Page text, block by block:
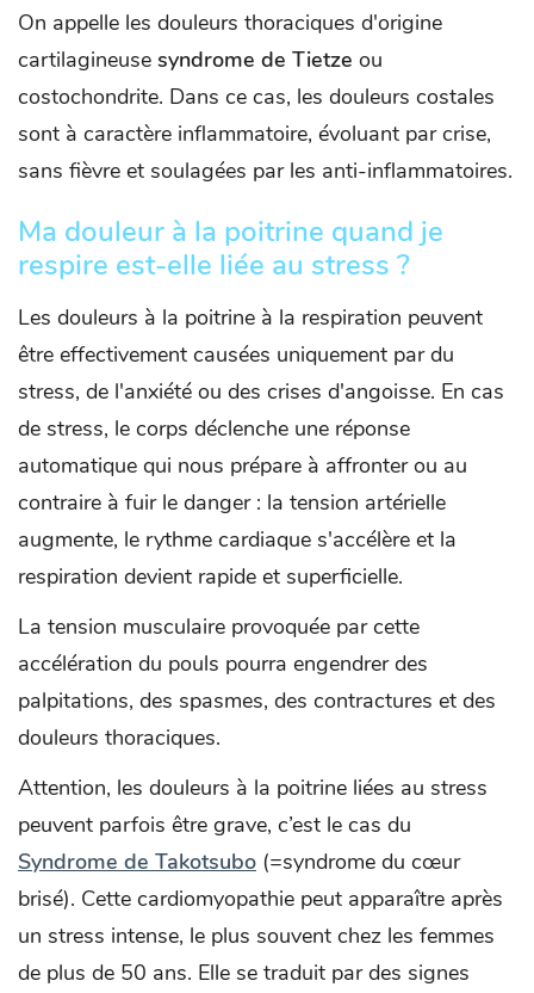
On appelle les douleurs thoraciques d'origine
cartilagineuse syndrome de Tietze ou
costochondrite. Dans ce cas, les douleurs costales
sont à caractère inflammatoire, évoluant par crise,
sans fièvre et soulagées par les anti-inflammatoires.
Ma douleur à la poitrine quand je
respire est-elle liée au stress ?
Les douleurs à la poitrine à la respiration peuvent
être effectivement causées uniquement par du
stress, de l'anxiété ou des crises d'angoisse. En cas
de stress, le corps déclenche une réponse
automatique qui nous prépare à affronter ou au
contraire à fuir le danger : la tension artérielle
augmente, le rythme cardiaque s'accélère et la
respiration devient rapide et superficielle.
La tension musculaire provoquée par cette
accélération du pouls pourra engendrer des
palpitations, des spasmes, des contractures et des
douleurs thoraciques.
Attention, les douleurs à la poitrine liées au stress
peuvent parfois être grave, c’est le cas du
Syndrome de Takotsubo (=syndrome du cœur
brisé). Cette cardiomyopathie peut apparaître après
un stress intense, le plus souvent chez les femmes
de plus de 50 ans. Elle se traduit par des signes